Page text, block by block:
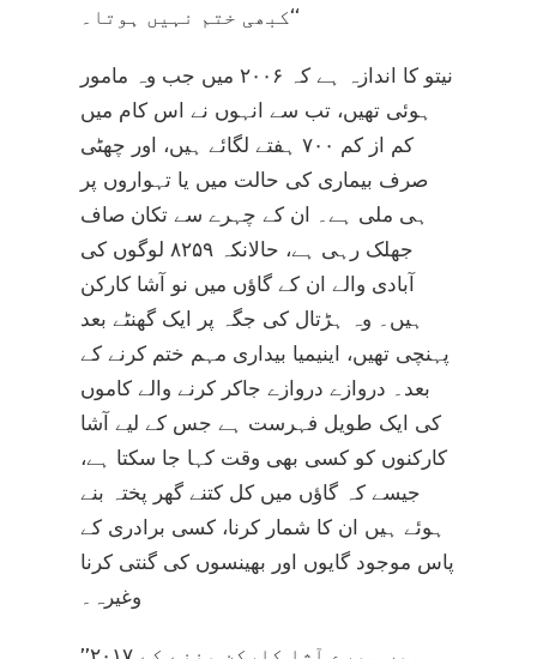
کبھی ختم نہیں ہوتا۔‘‘
نیتو کا اندازہ ہے کہ ۲۰۰۶ میں جب وہ مامور
ہوئی تھیں، تب سے انہوں نے اس کام میں
کم از کم ۷۰۰ ہفتے لگائے ہیں، اور چھٹی
صرف بیماری کی حالت میں یا تہواروں پر
ہی ملی ہے۔ ان کے چہرے سے تکان صاف
جھلک رہی ہے، حالانکہ ۸۲۵۹ لوگوں کی
آبادی والے ان کے گاؤں میں نو آشا کارکن
ہیں۔ وہ ہڑتال کی جگہ پر ایک گھنٹے بعد
پہنچی تھیں، اینیمیا بیداری مہم ختم کرنے کے
بعد۔ دروازے دروازے جاکر کرنے والے کاموں
کی ایک طویل فہرست ہے جس کے لیے آشا
کارکنوں کو کسی بھی وقت کہا جا سکتا ہے،
جیسے کہ گاؤں میں کل کتنے گھر پختہ بنے
ہوئے ہیں ان کا شمار کرنا، کسی برادری کے
پاس موجود گایوں اور بھینسوں کی گنتی کرنا
وغیرہ۔